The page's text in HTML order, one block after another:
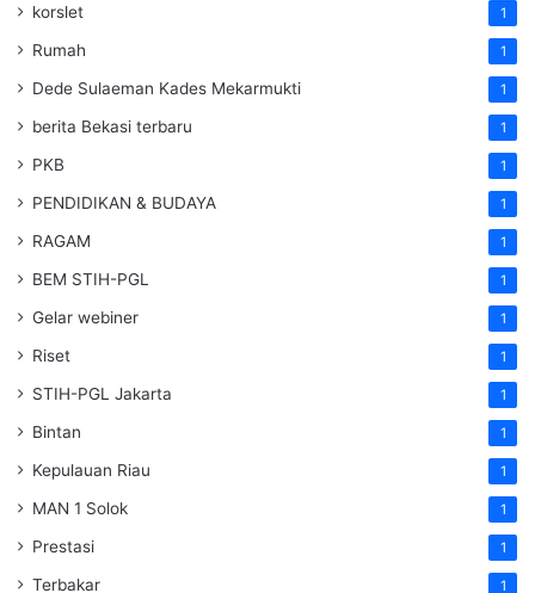
korslet 1
Rumah 1
Dede Sulaeman Kades Mekarmukti 1
berita Bekasi terbaru 1
PKB 1
PENDIDIKAN & BUDAYA 1
RAGAM 1
BEM STIH-PGL 1
Gelar webiner 1
Riset 1
STIH-PGL Jakarta 1
Bintan 1
Kepulauan Riau 1
MAN 1 Solok 1
Prestasi 1
Terbakar 1